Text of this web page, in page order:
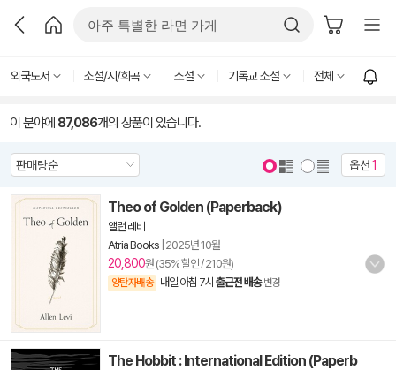
외국도서 소설/시/희곡 소설 기독교 소설 전체
이 분야에 87,086개의 상품이 있습니다.
옵션1
Theo of Golden (Paperback)
앨런 레비
Atria Books 2025년 10월
20,800원 (35% 할인 / 210원)
양탄자배송 내일 아침 7시 출근전 배송 변경
The Hobbit : International Edition (Paperb